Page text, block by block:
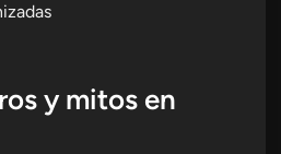
y mitos en